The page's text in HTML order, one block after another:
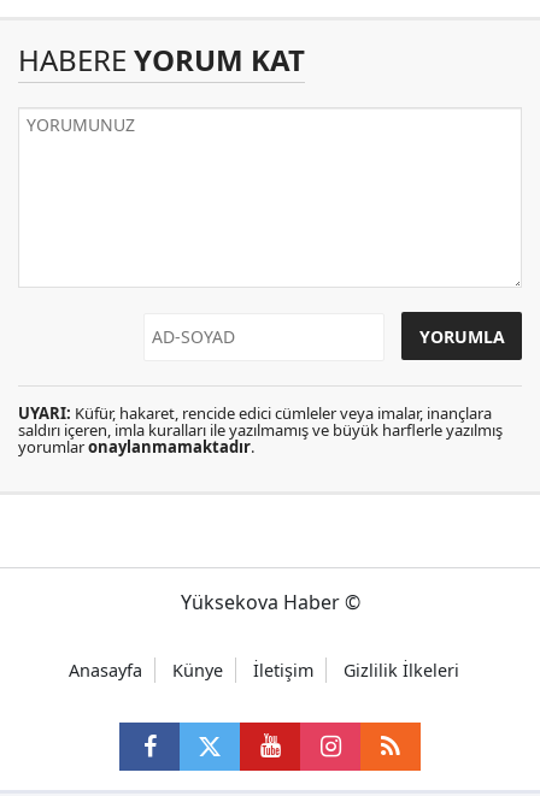
HABERE YORUM KAT
UYARI: Küfür, hakaret, rencide edici cümleler veya imalar, inançlara
saldırı içeren, imla kuralları ile yazılmamış ve büyük harflerle yazılmış
yorumlaronaylanmamaktadır.
Yüksekova Haber ©
Anasayfa Künye İletişim Gizlilik İlkeleri